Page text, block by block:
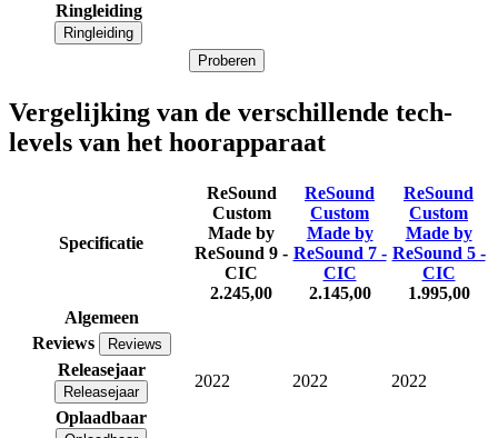
Ringleiding
Ringleiding
Proberen
Vergelijking van de verschillende tech-
levels van het hoorapparaat
Specificatie
ReSound
Custom
Made by
ReSound 9 -
CIC
2.245,00
ReSound
Custom
Made by
ReSound 7 -
CIC
2.145,00
ReSound
Custom
Made by
ReSound 5 -
CIC
1.995,00
Algemeen
Reviews
Reviews
Releasejaar
Releasejaar
2022 2022
2022
Oplaadbaar